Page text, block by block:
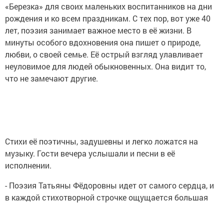
«Березка» для своих маленьких воспитанников на дни
рождения и ко всем праздникам. С тех пор, вот уже 40
лет, поэзия занимает важное место в её жизни. В
минуты особого вдохновения она пишет о природе,
любви, о своей семье. Её острый взгляд улавливает
неуловимое для людей обыкновенных. Она видит то,
что не замечают другие.
Стихи её поэтичны, задушевны и легко ложатся на
музыку. Гости вечера услышали и песни в её
исполнении.
- Поэзия Татьяны Фёдоровны идет от самого сердца, и
в каждой стихотворной строчке ощущается большая